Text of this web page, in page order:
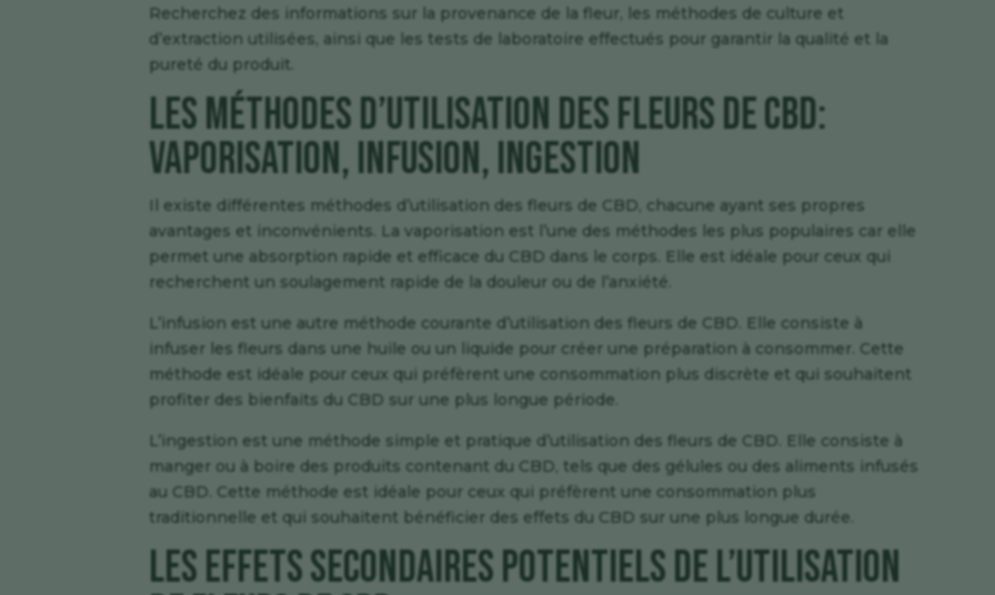
Recherchez des informations sur la provenance de la fleur, les méthodes de culture et
d’extraction utilisées, ainsi que les tests de laboratoire effectués pour garantir la qualité et la
pureté du produit.
Les méthodes d’utilisation des fleurs de CBD:
vaporisation, infusion, ingestion
Il existe différentes méthodes d’utilisation des fleurs de CBD, chacune ayant ses propres
avantages et inconvénients. La vaporisation est l’une des méthodes les plus populaires car elle
permet une absorption rapide et efficace du CBD dans le corps. Elle est idéale pour ceux qui
recherchent un soulagement rapide de la douleur ou de l’anxiété.
L’infusion est une autre méthode courante d’utilisation des fleurs de CBD. Elle consiste à
infuser les fleurs dans une huile ou un liquide pour créer une préparation à consommer. Cette
méthode est idéale pour ceux qui préfèrent une consommation plus discrète et qui souhaitent
profiter des bienfaits du CBD sur une plus longue période.
L’ingestion est une méthode simple et pratique d’utilisation des fleurs de CBD. Elle consiste à
manger ou à boire des produits contenant du CBD, tels que des gélules ou des aliments infusés
au CBD. Cette méthode est idéale pour ceux qui préfèrent une consommation plus
traditionnelle et qui souhaitent bénéficier des effets du CBD sur une plus longue durée.
Les effets secondaires potentiels de l’utilisation